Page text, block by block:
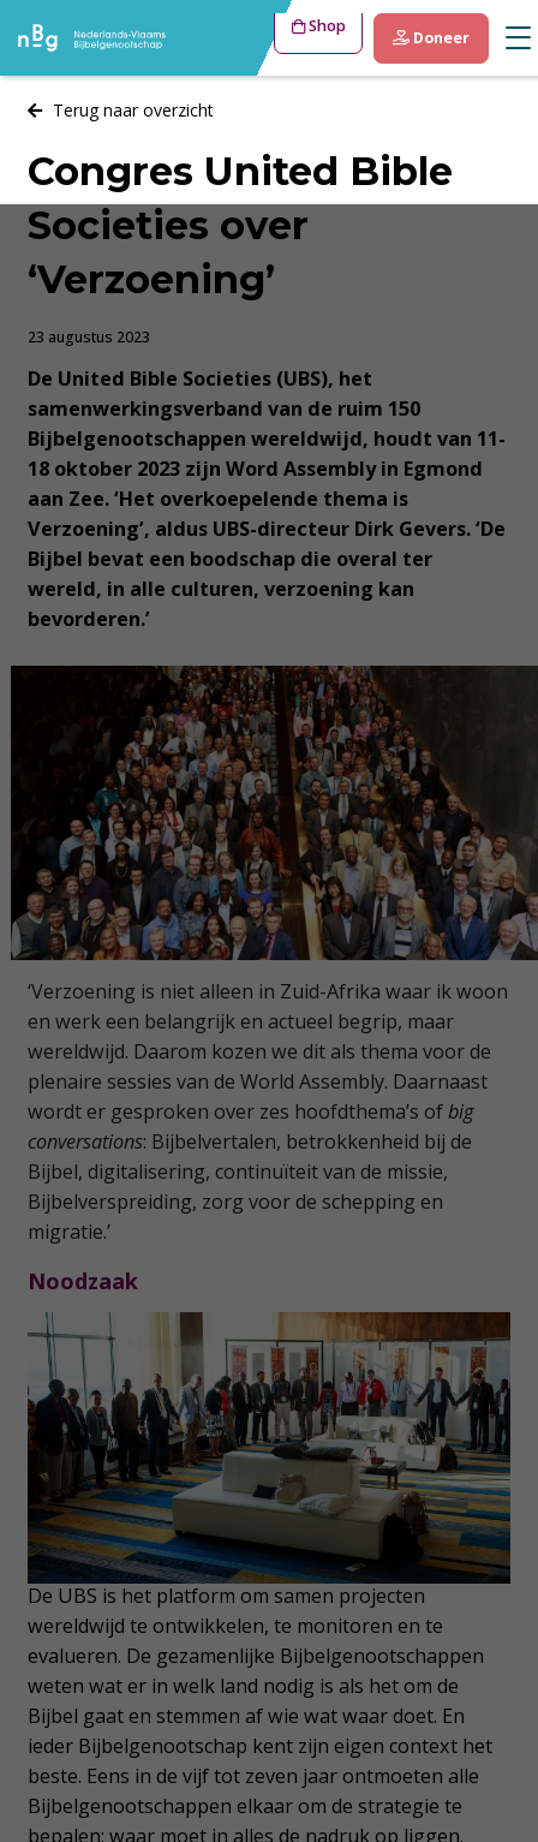
Shop
Doneer
Terug naar overzicht
Congres United Bible
Societies over
‘Verzoening’
23 augustus 2023
De United Bible Societies (UBS), het
samenwerkingsverband van de ruim 150
Bijbelgenootschappen wereldwijd, houdt van 11-
18 oktober 2023 zijn Word Assembly in Egmond
aan Zee. ‘Het overkoepelende thema is
Verzoening’, aldus UBS-directeur Dirk Gevers. ‘De
Bijbel bevat een boodschap die overal ter
wereld, in alle culturen, verzoening kan
bevorderen.’
‘Verzoening is niet alleen in Zuid-Afrika waar ik woon
en werk een belangrijk en actueel begrip, maar
wereldwijd. Daarom kozen we dit als thema voor de
plenaire sessies van de World Assembly. Daarnaast
wordt er gesproken over zes hoofdthema’s ofbig
conversations: Bijbelvertalen, betrokkenheid bij de
Bijbel, digitalisering, continuïteit van de missie,
Bijbelverspreiding, zorg voor de schepping en
migratie.’
Noodzaak
De UBS is het platform om samen projecten
wereldwijd te ontwikkelen, te monitoren en te
evalueren. De gezamenlijke Bijbelgenootschappen
weten wat er in welk land nodig is als het om de
Bijbel gaat en stemmen af wie wat waar doet. En
ieder Bijbelgenootschap kent zijn eigen context het
beste. Eens in de vijf tot zeven jaar ontmoeten alle
Bijbelgenootschappen elkaar om de strategie te
bepalen: waar moet in alles de nadruk op liggen.